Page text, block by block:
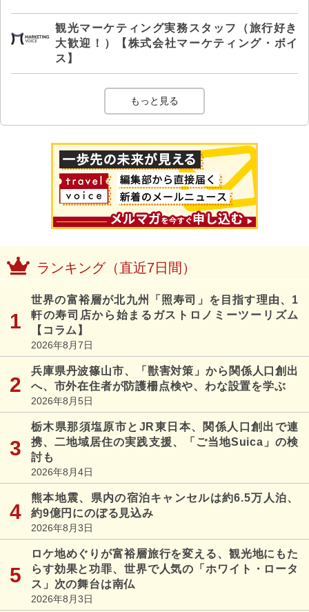
観光マーケティング実務スタッフ（旅行好き
大歓迎！）【株式会社マーケティング・ボイ
ス】
もっと見る
ランキング（直近7日間）
世界の富裕層が北九州「照寿司」を目指す理由、1
軒の寿司店から始まるガストロノミーツーリズム
【コラム】
2026年8月7日
兵庫県丹波篠山市、「獣害対策」から関係人口創出
へ、市外在住者が防護柵点検や、わな設置を学ぶ
2026年8月5日
栃木県那須塩原市とJR東日本、関係人口創出で連
携、二地域居住の実践支援、「ご当地Suica」の検
討も
2026年8月4日
熊本地震、県内の宿泊キャンセルは約6.5万人泊、
約9億円にのぼる見込み
2026年8月3日
ロケ地めぐりが富裕層旅行を変える、観光地にもた
らす効果と功罪、世界で人気の「ホワイト・ロータ
ス」次の舞台は南仏
2026年8月3日